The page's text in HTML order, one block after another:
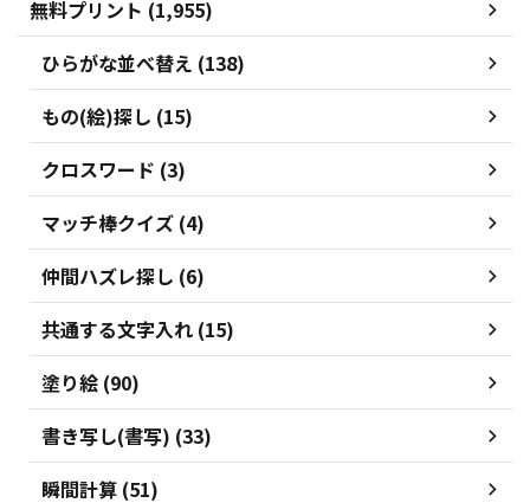
無料プリント (1,955)
ひらがな並べ替え (138)
もの(絵)探し (15)
クロスワード (3)
マッチ棒クイズ (4)
仲間ハズレ探し (6)
共通する文字入れ (15)
塗り絵 (90)
書き写し(書写) (33)
瞬間計算 (51)